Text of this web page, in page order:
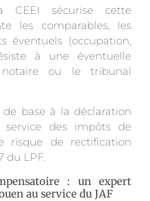
CEEI sécurise cette
les comparables, les
éventuels (occupation,
à une éventuelle
ou le tribunal
base à la déclaration
service des impôts de
risque de rectification
du LPF.
: un expert
au service du JAF